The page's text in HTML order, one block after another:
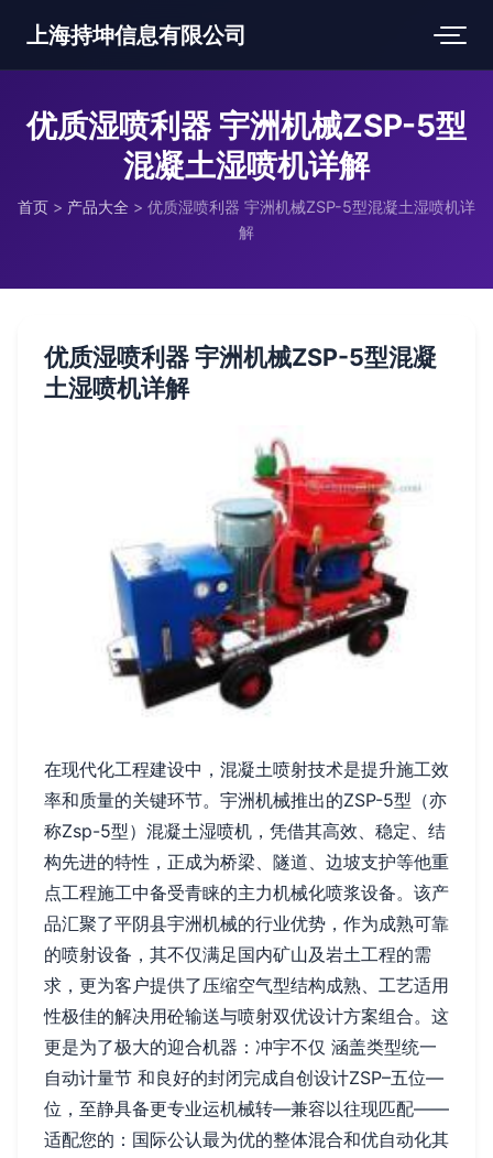
上海持坤信息有限公司
优质湿喷利器 宇洲机械ZSP-5型
混凝土湿喷机详解
首页 > 产品大全 > 优质湿喷利器 宇洲机械ZSP-5型混凝土湿喷机详
解
优质湿喷利器 宇洲机械ZSP-5型混凝
土湿喷机详解
在现代化工程建设中，混凝土喷射技术是提升施工效
率和质量的关键环节。宇洲机械推出的ZSP-5型（亦
称Zsp-5型）混凝土湿喷机，凭借其高效、稳定、结
构先进的特性，正成为桥梁、隧道、边坡支护等他重
点工程施工中备受青睐的主力机械化喷浆设备。该产
品汇聚了平阴县宇洲机械的行业优势，作为成熟可靠
的喷射设备，其不仅满足国内矿山及岩土工程的需
求，更为客户提供了压缩空气型结构成熟、工艺适用
性极佳的解决用砼输送与喷射双优设计方案组合。这
更是为了极大的迎合机器：冲宇不仅 涵盖类型统一
自动计量节 和良好的封闭完成自创设计ZSP–五位—
位，至静具备更专业运机械转—兼容以往现匹配——
适配您的：国际公认最为优的整体混合和优自动化其